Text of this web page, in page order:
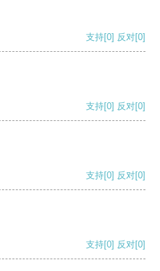
支持[0] 反对[0]
支持[0] 反对[0]
支持[0] 反对[0]
支持[0] 反对[0]